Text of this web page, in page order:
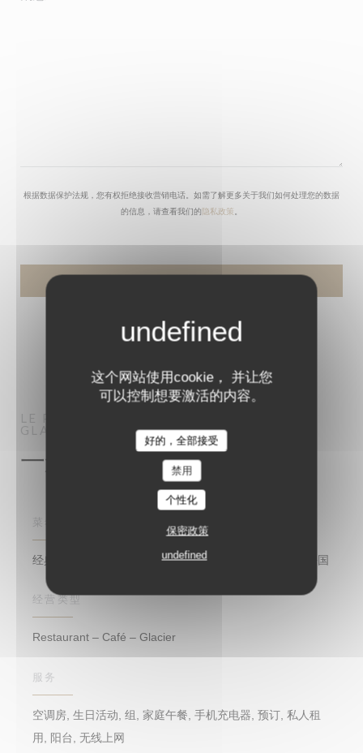
这个网站使用cookie， 并让您
可以控制想要激活的内容。
好的，全部接受
禁用
个性化
保密政策
undefined
根据数据保护法规，您有权拒绝接收营销电话。如需了解更多关于我们如何处理您的数据
的信息，请查看我们的 隐私政策
LE PROCOPE
GLACIER
一般信息
菜肴
经典和资产阶级的复兴, Cuisine Française , 传统美食, 法国
经营类型
Restaurant – Café – Glacier
服务
空调房, 生日活动, 组, 家庭午餐, 手机充电器, 预订, 私人租
用, 阳台, 无线上网